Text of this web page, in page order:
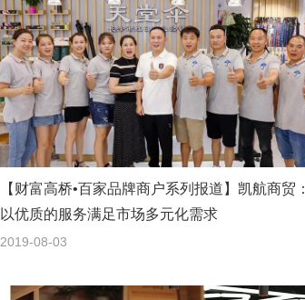
【财富高桥•百家品牌商户系列报道】凯航商贸：
以优质的服务满足市场多元化需求
2019-08-03